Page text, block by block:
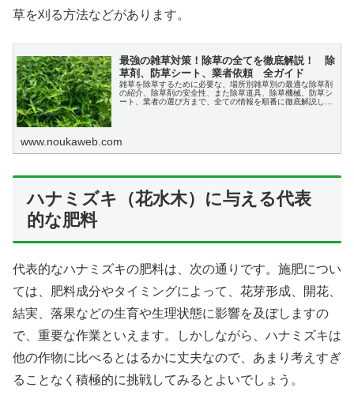
草を刈る方法などがあります。
最強の雑草対策！除草の全てを徹底解説！ 除
草剤、防草シート、業者依頼 全ガイド
雑草を除草するために必要な、場所別雑草別の最適な除草剤
の紹介、除草剤の安全性、また除草道具、除草機械、防草シ
ート、業者の選び方まで、全ての情報を順番に徹底解説しま
www.noukaweb.com
ハナミズキ（花水木）に与える代表
的な肥料
代表的なハナミズキの肥料は、次の通りです。施肥につい
ては、肥料成分やタイミングによって、花芽形成、開花、
結実、落果などの生育や生理状態に影響を及ぼしますの
で、重要な作業といえます。しかしながら、ハナミズキは
他の作物に比べるとはるかに丈夫なので、あまり考えすぎ
ることなく積極的に挑戦してみるとよいでしょう。